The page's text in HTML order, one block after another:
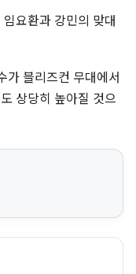
요환과 강민의 맞대
가 블리즈컨 무대에서
상당히 높아질 것으